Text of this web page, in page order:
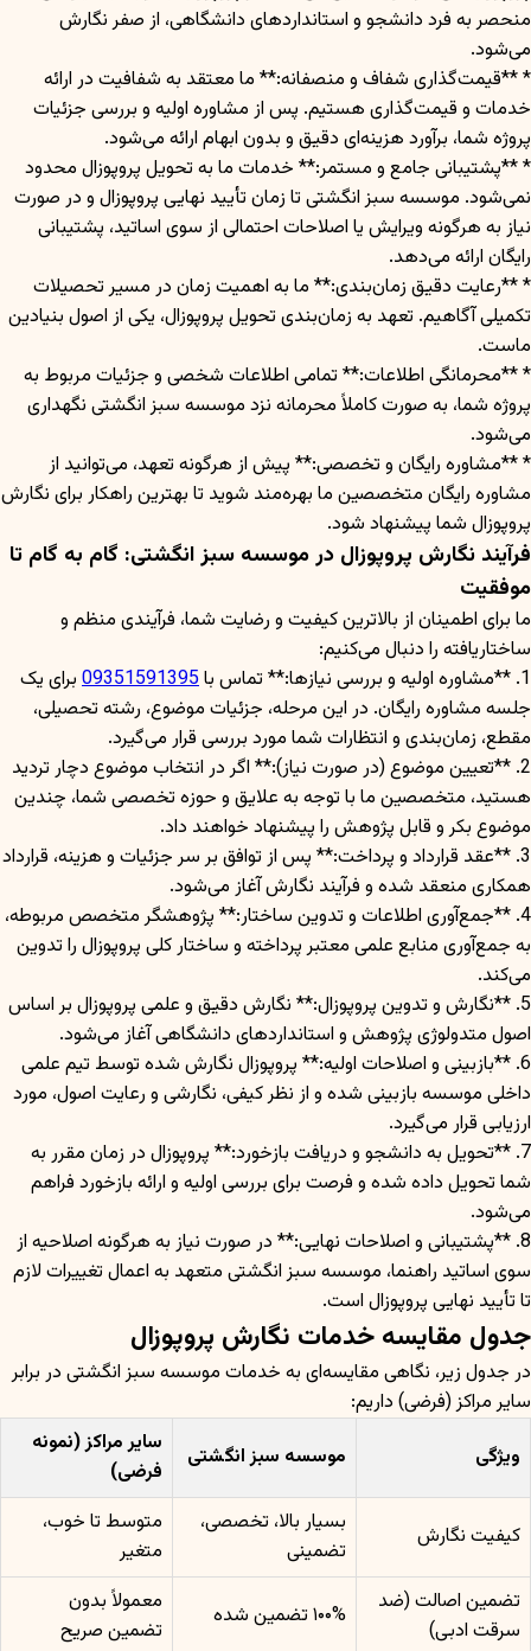
منحصر به فرد دانشجو و استانداردهای دانشگاهی، از صفر نگارش
می‌شود.
* **قیمت‌گذاری شفاف و منصفانه:** ما معتقد به شفافیت در ارائه
خدمات و قیمت‌گذاری هستیم. پس از مشاوره اولیه و بررسی جزئیات
پروژه شما، برآورد هزینه‌ای دقیق و بدون ابهام ارائه می‌شود.
* **پشتیبانی جامع و مستمر:** خدمات ما به تحویل پروپوزال محدود
نمی‌شود. موسسه سبز انگشتی تا زمان تأیید نهایی پروپوزال و در صورت
نیاز به هرگونه ویرایش یا اصلاحات احتمالی از سوی اساتید، پشتیبانی
رایگان ارائه می‌دهد.
* **رعایت دقیق زمان‌بندی:** ما به اهمیت زمان در مسیر تحصیلات
تکمیلی آگاهیم. تعهد به زمان‌بندی تحویل پروپوزال، یکی از اصول بنیادین
ماست.
* **محرمانگی اطلاعات:** تمامی اطلاعات شخصی و جزئیات مربوط به
پروژه شما، به صورت کاملاً محرمانه نزد موسسه سبز انگشتی نگهداری
می‌شود.
* **مشاوره رایگان و تخصصی:** پیش از هرگونه تعهد، می‌توانید از
مشاوره رایگان متخصصین ما بهره‌مند شوید تا بهترین راهکار برای نگارش
پروپوزال شما پیشنهاد شود.
فرآیند نگارش پروپوزال در موسسه سبز انگشتی: گام به گام تا
موفقیت
ما برای اطمینان از بالاترین کیفیت و رضایت شما، فرآیندی منظم و
ساختاریافته را دنبال می‌کنیم:
1. **مشاوره اولیه و بررسی نیازها:** تماس با
09351591395 برای یک
جلسه مشاوره رایگان. در این مرحله، جزئیات موضوع، رشته تحصیلی،
مقطع، زمان‌بندی و انتظارات شما مورد بررسی قرار می‌گیرد.
2. **تعیین موضوع (در صورت نیاز):** اگر در انتخاب موضوع دچار تردید
هستید، متخصصین ما با توجه به علایق و حوزه تخصصی شما، چندین
موضوع بکر و قابل پژوهش را پیشنهاد خواهند داد.
3. **عقد قرارداد و پرداخت:** پس از توافق بر سر جزئیات و هزینه، قرارداد
همکاری منعقد شده و فرآیند نگارش آغاز می‌شود.
4. **جمع‌آوری اطلاعات و تدوین ساختار:** پژوهشگر متخصص مربوطه،
به جمع‌آوری منابع علمی معتبر پرداخته و ساختار کلی پروپوزال را تدوین
می‌کند.
5. **نگارش و تدوین پروپوزال:** نگارش دقیق و علمی پروپوزال بر اساس
اصول متدولوژی پژوهش و استانداردهای دانشگاهی آغاز می‌شود.
6. **بازبینی و اصلاحات اولیه:** پروپوزال نگارش شده توسط تیم علمی
داخلی موسسه بازبینی شده و از نظر کیفی، نگارشی و رعایت اصول، مورد
ارزیابی قرار می‌گیرد.
7. **تحویل به دانشجو و دریافت بازخورد:** پروپوزال در زمان مقرر به
شما تحویل داده شده و فرصت برای بررسی اولیه و ارائه بازخورد فراهم
می‌شود.
8. **پشتیبانی و اصلاحات نهایی:** در صورت نیاز به هرگونه اصلاحیه از
سوی اساتید راهنما، موسسه سبز انگشتی متعهد به اعمال تغییرات لازم
تا تأیید نهایی پروپوزال است.
جدول مقایسه خدمات نگارش پروپوزال
در جدول زیر، نگاهی مقایسه‌ای به خدمات موسسه سبز انگشتی در برابر
سایر مراکز (فرضی) داریم:
ویژگی
موسسه سبز انگشتی
سایر مراکز (نمونه
فرضی)
کیفیت نگارش
بسیار بالا، تخصصی،
تضمینی
متوسط تا خوب،
متغیر
تضمین اصالت (ضد
سرقت ادبی)
۱۰۰% تضمین شده
معمولاً بدون
تضمین صریح